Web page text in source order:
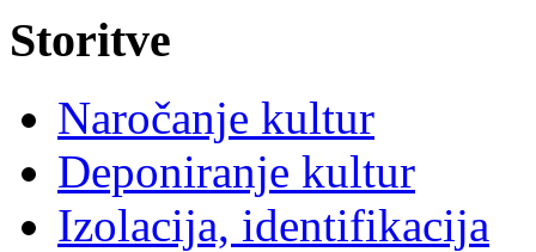
Storitve
Naročanje kultur
Deponiranje kultur
Izolacija, identifikacija